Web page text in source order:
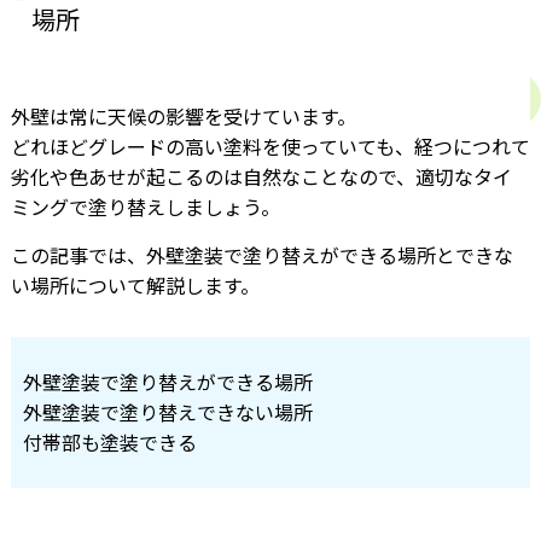
場所
外壁は常に天候の影響を受けています。
どれほどグレードの高い塗料を使っていても、経つにつれて
劣化や色あせが起こるのは自然なことなので、適切なタイ
ミングで塗り替えしましょう。
この記事では、外壁塗装で塗り替えができる場所とできな
い場所について解説します。
外壁塗装で塗り替えができる場所
外壁塗装で塗り替えできない場所
付帯部も塗装できる